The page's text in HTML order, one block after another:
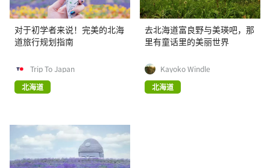
对于初学者来说！完美的北海
道旅行规划指南
Trip To Japan
北海道
去北海道富良野与美瑛吧，那
里有童话里的美丽世界
Kayoko Windle
北海道